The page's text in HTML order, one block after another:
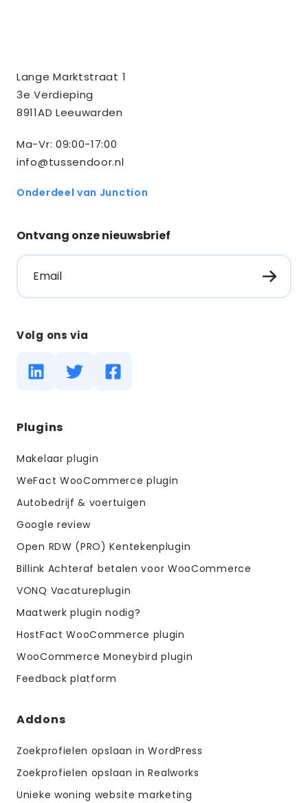
informatie
Lange Marktstraat 1
3e Verdieping
8911AD Leeuwarden
Ma-Vr: 09:00-17:00
info@tussendoor.nl
Onderdeel van Junction
Ontvang onze nieuwsbrief
Email
Volg ons via
Diensten
Plugins
Makelaar plugin
WeFact WooCommerce plugin
Autobedrijf & voertuigen
Google review
Open RDW (PRO) Kentekenplugin
Billink Achteraf betalen voor WooCommerce
VONQ Vacatureplugin
Maatwerk plugin nodig?
HostFact WooCommerce plugin
WooCommerce Moneybird plugin
Feedback platform
Addons
Zoekprofielen opslaan in WordPress
Zoekprofielen opslaan in Realworks
Unieke woning website marketing